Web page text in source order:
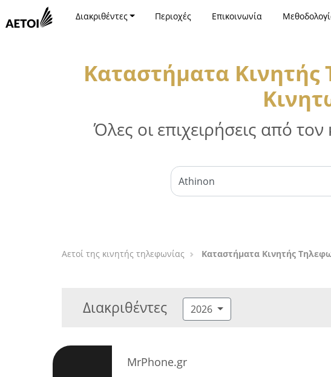
Διακριθέντες Περιοχές Επικοινωνία
Καταστήματα Κινητής
Όλες οι επιχειρήσεις από
Αετοί της κινητής τηλεφωνίας Καταστήματα Κινητής
Διακριθέντες 2026
MrPhone.gr